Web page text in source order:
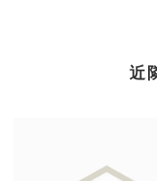
近